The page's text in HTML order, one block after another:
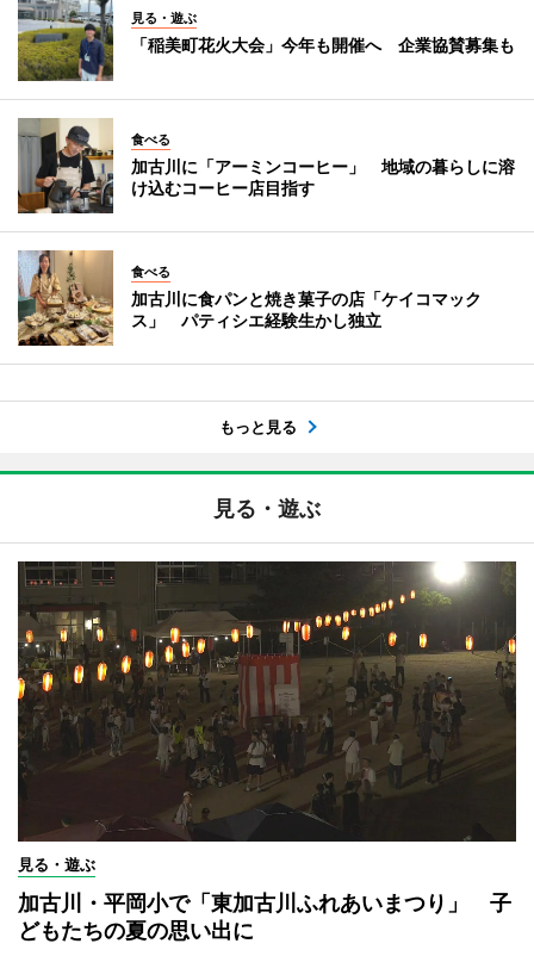
見る・遊ぶ
「稲美町花火大会」今年も開催へ 企業協賛募集も
食べる
加古川に「アーミンコーヒー」 地域の暮らしに溶
け込むコーヒー店目指す
食べる
加古川に食パンと焼き菓子の店「ケイコマック
ス」 パティシエ経験生かし独立
もっと見る
見る・遊ぶ
見る・遊ぶ
加古川・平岡小で「東加古川ふれあいまつり」 子
どもたちの夏の思い出に